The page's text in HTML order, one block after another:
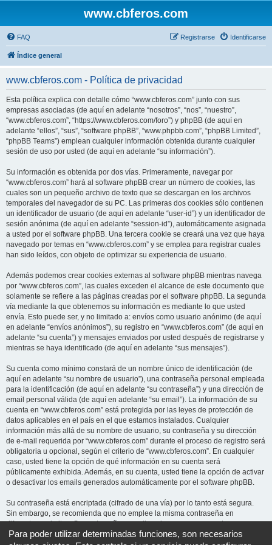
www.cbferos.com
FAQ Identificarse
Registrarse
Índice general
www.cbferos.com - Política de privacidad
Esta política explica con detalle cómo “www.cbferos.com” junto con sus
empresas asociadas (de aquí en adelante “nosotros”, “nos”, “nuestro”,
“www.cbferos.com”, “https://www.cbferos.com/foro”) y phpBB (de aquí en
adelante “ellos”, “sus”, “software phpBB”, “www.phpbb.com”, “phpBB Limited”,
“phpBB Teams”) emplean cualquier información obtenida durante cualquier
sesión de uso por usted (de aquí en adelante “su información”).
Su información es obtenida por dos vías. Primeramente, navegar por
“www.cbferos.com” hará al software phpBB crear un número de cookies, las
cuales son un pequeño archivo de texto que se descargan en los archivos
temporales del navegador de su PC. Las primeras dos cookies sólo contienen
un identificador de usuario (de aquí en adelante “user-id”) y un identificador de
sesión anónima (de aquí en adelante “session-id”), automáticamente asignada
a usted por el software phpBB. Una tercera cookie se creará una vez que haya
navegado por temas en “www.cbferos.com” y se emplea para registrar cuales
han sido leídos, con objeto de optimizar su experiencia de usuario.
Además podemos crear cookies externas al software phpBB mientras navega
por “www.cbferos.com”, las cuales exceden el alcance de este documento que
solamente se refiere a las páginas creadas por el software phpBB. La segunda
vía mediante la que obtenemos su información es mediante lo que usted
envía. Esto puede ser, y no limitado a: envíos como usuario anónimo (de aquí
en adelante “envíos anónimos”), su registro en “www.cbferos.com” (de aquí en
adelante “su cuenta”) y mensajes enviados por usted después de registrarse y
mientras se haya identificado (de aquí en adelante “sus mensajes”).
Su cuenta como mínimo constará de un nombre único de identificación (de
aquí en adelante “su nombre de usuario”), una contraseña personal empleada
para la identificación (de aquí en adelante “su contraseña”) y una dirección de
email personal válida (de aquí en adelante “su email”). La información de su
cuenta en “www.cbferos.com” está protegida por las leyes de protección de
datos aplicables en el país en el que estamos instalados. Cualquier
información más allá de su nombre de usuario, su contraseña y su dirección
de e-mail requerida por “www.cbferos.com” durante el proceso de registro será
obligatoria u opcional, según el criterio de “www.cbferos.com”. En cualquier
caso, usted tiene la opción de qué información en su cuenta será
públicamente exhibida. Además, en su cuenta, usted tiene la opción de activar
o desactivar los emails generados automáticamente por el software phpBB.
Su contraseña está encriptada (cifrado de una vía) por lo tanto está segura.
Sin embargo, se recomienda que no emplee la misma contraseña en
diferentes websites. Su contraseña garantiza el acceso a su cuenta en
“www.cbferos.com”, por favor guárdela cuidadosamente y bajo ninguna
Para poder utilizar determinadas funciones, son necesarios